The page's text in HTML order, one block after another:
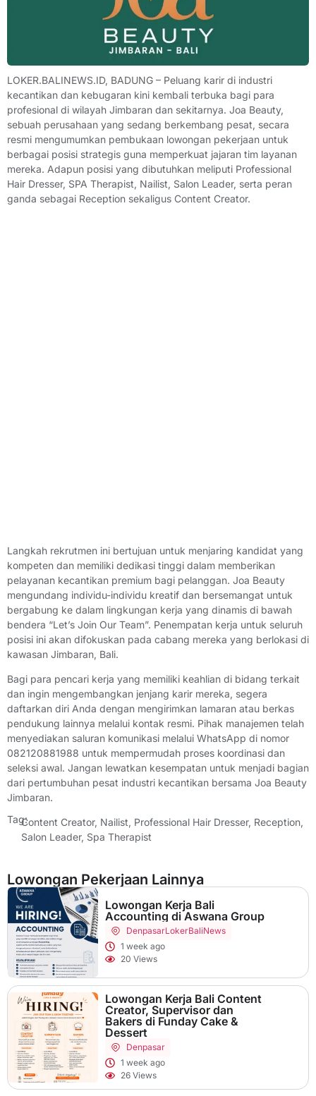
LOKER.BALINEWS.ID, BADUNG – Peluang karir di industri
kecantikan dan kebugaran kini kembali terbuka bagi para
profesional di wilayah Jimbaran dan sekitarnya. Joa Beauty,
sebuah perusahaan yang sedang berkembang pesat, secara
resmi mengumumkan pembukaan lowongan pekerjaan untuk
berbagai posisi strategis guna memperkuat jajaran tim layanan
mereka. Adapun posisi yang dibutuhkan meliputi Professional
Hair Dresser, SPA Therapist, Nailist, Salon Leader, serta peran
ganda sebagai Reception sekaligus Content Creator.
Langkah rekrutmen ini bertujuan untuk menjaring kandidat yang
kompeten dan memiliki dedikasi tinggi dalam memberikan
pelayanan kecantikan premium bagi pelanggan. Joa Beauty
mengundang individu-individu kreatif dan bersemangat untuk
bergabung ke dalam lingkungan kerja yang dinamis di bawah
bendera “Let’s Join Our Team”. Penempatan kerja untuk seluruh
posisi ini akan difokuskan pada cabang mereka yang berlokasi di
kawasan Jimbaran, Bali.
Bagi para pencari kerja yang memiliki keahlian di bidang terkait
dan ingin mengembangkan jenjang karir mereka, segera
daftarkan diri Anda dengan mengirimkan lamaran atau berkas
pendukung lainnya melalui kontak resmi. Pihak manajemen telah
menyediakan saluran komunikasi melalui WhatsApp di nomor
082120881988 untuk mempermudah proses koordinasi dan
seleksi awal. Jangan lewatkan kesempatan untuk menjadi bagian
dari pertumbuhan pesat industri kecantikan bersama Joa Beauty
Jimbaran.
Tag:Content Creator, Nailist, Professional Hair Dresser, Reception,
Salon Leader, Spa Therapist
Lowongan Pekerjaan Lainnya
Lowongan Kerja Bali
Accounting di Aswana Group
DenpasarLokerBaliNews
1 week ago
20 Views
Lowongan Kerja Bali Content
Creator, Supervisor dan
Bakers di Funday Cake &
Dessert
Denpasar
1 week ago
26 Views